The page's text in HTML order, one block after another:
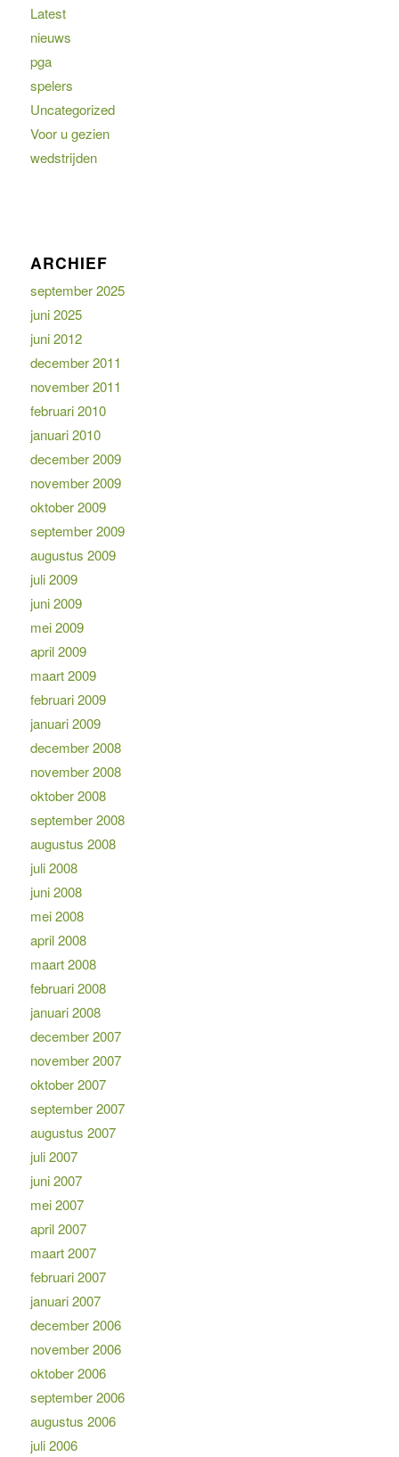
Latest
nieuws
pga
spelers
Uncategorized
Voor u gezien
wedstrijden
ARCHIEF
september 2025
juni 2025
juni 2012
december 2011
november 2011
februari 2010
januari 2010
december 2009
november 2009
oktober 2009
september 2009
augustus 2009
juli 2009
juni 2009
mei 2009
april 2009
maart 2009
februari 2009
januari 2009
december 2008
november 2008
oktober 2008
september 2008
augustus 2008
juli 2008
juni 2008
mei 2008
april 2008
maart 2008
februari 2008
januari 2008
december 2007
november 2007
oktober 2007
september 2007
augustus 2007
juli 2007
juni 2007
mei 2007
april 2007
maart 2007
februari 2007
januari 2007
december 2006
november 2006
oktober 2006
september 2006
augustus 2006
juli 2006